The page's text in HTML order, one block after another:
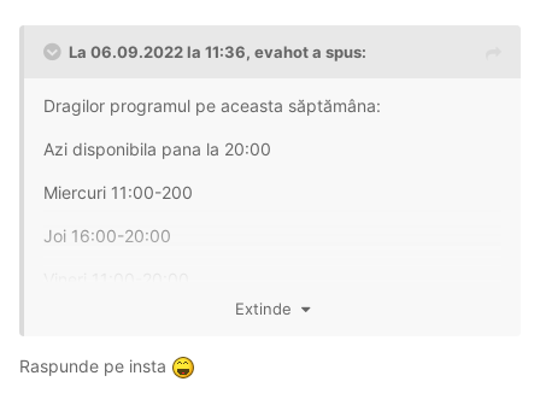
La 06.09.2022 la 11:36, evahota spus:
Dragilor programul pe aceasta săptămâna:
Azi disponibila pana la 20:00
Miercuri 11:00-200
Joi 16:00-20:00
Duminica INDISPONIBILĂ!
Extinde
Raspunde pe insta